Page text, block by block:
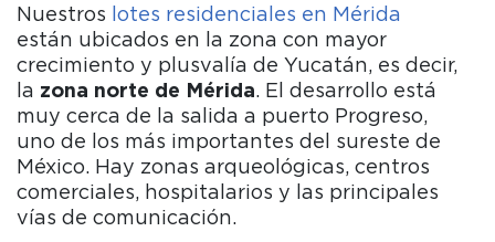
Nuestros
lotes residenciales en Mérida
están ubicados en la zona con mayor
crecimiento y plusvalía de Yucatán, es decir,
la zona norte de Mérida. El desarrollo está
muy cerca de la salida a puerto Progreso,
uno de los más importantes del sureste de
México. Hay zonas arqueológicas, centros
comerciales, hospitalarios y las principales
vías de comunicación.